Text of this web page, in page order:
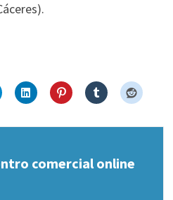
comercial online